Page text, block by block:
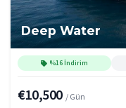
Deep Water
%16 İndirim
€10,500 / Gün